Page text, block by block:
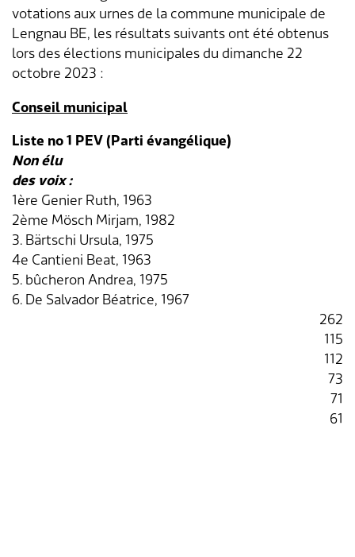
votations aux urnes de la commune municipale de
Lengnau BE, les résultats suivants ont été obtenus
lors des élections municipales du dimanche 22
octobre 2023 :
Conseil municipal
Liste no 1 PEV (Parti évangélique)
Non élu
des voix :
1ère Genier Ruth, 1963
2ème Mösch Mirjam, 1982
3. Bärtschi Ursula, 1975
4e Cantieni Beat, 1963
5. bûcheron Andrea, 1975
6. De Salvador Béatrice, 1967
262
115
112
73
71
61
Association des parents d'accueil
Gastronomie
Location d'installations de loisirs
Autorisation d'événements
Assurances sociales
Affaires sociales
Impôts
Construire & planifier
Aménagement du territoire & planification
locale
Environnement
Energie & eau
Déchets
Paroisses
Communes partenaires
Lengnauer Notizen
Département des finances
Service social
Dép. de la construction et des travaux
Dép. de l'exploitation et du génie civil
Centre d'entretien
Administration scolaire
Garderie d'enfants
Services de A à Z
Répertoire d'adresses
Contact & heures d'ouverture